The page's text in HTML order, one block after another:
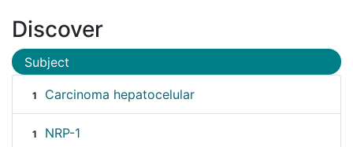
Discover
Subject
1 Carcinoma hepatocelular
1 NRP-1